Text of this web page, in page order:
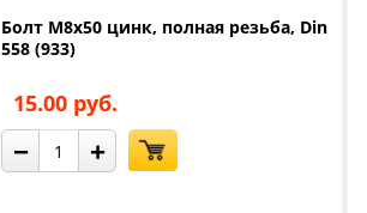
Болт М8х50 цинк, полная резьба, Din
558 (933)
15.00 руб.
− +